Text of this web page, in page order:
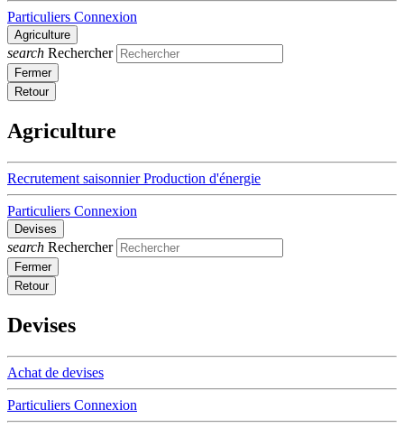
Particuliers Connexion
Agriculture
search Rechercher
Fermer
Retour
Agriculture
Recrutement saisonnierProduction d'énergie
Particuliers Connexion
Devises
search Rechercher
Fermer
Retour
Devises
Achat de devises
Particuliers Connexion